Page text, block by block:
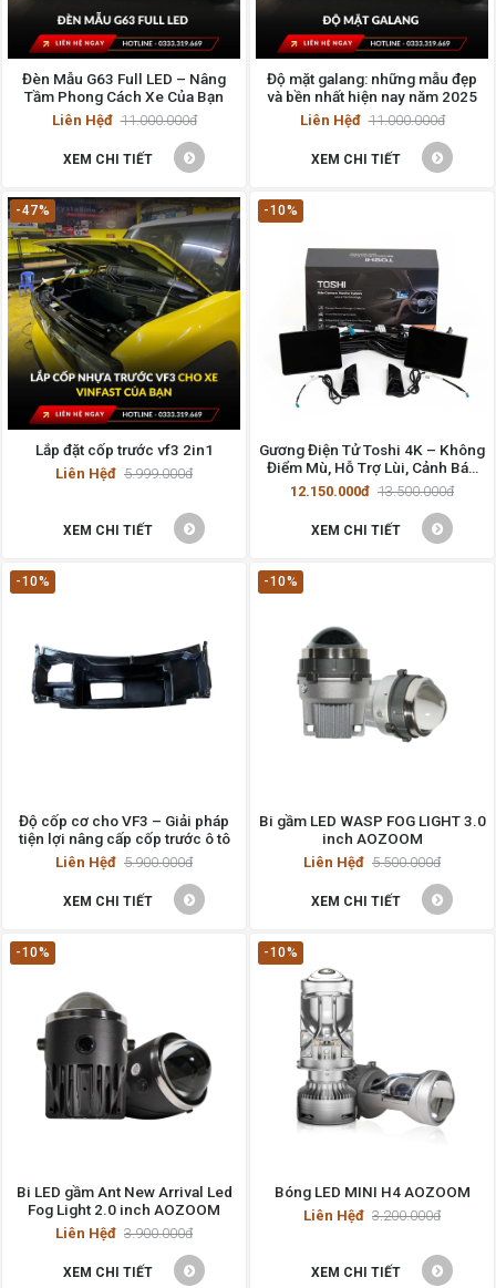
Đèn Mẫu G63 Full LED – Nâng
Tầm Phong Cách Xe Của Bạn
Liên Hệđ 11.000.000đ
XEM CHI TIẾT
Độ mặt galang: những mẫu đẹp
và bền nhất hiện nay năm 2025
Liên Hệđ 11.000.000đ
XEM CHI TIẾT
-47%
Lắp đặt cốp trước vf3 2in1
Liên Hệđ 5.999.000đ
XEM CHI TIẾT
-10%
Gương Điện Tử Toshi 4K – Không
Điểm Mù, Hỗ Trợ Lùi, Cảnh Báo
Vượt
12.150.000đ 13.500.000đ
XEM CHI TIẾT
-10%
Độ cốp cơ cho VF3 – Giải pháp
tiện lợi nâng cấp cốp trước ô tô
Liên Hệđ 5.900.000đ
XEM CHI TIẾT
-10%
Bi gầm LED WASP FOG LIGHT 3.0
inch AOZOOM
Liên Hệđ 5.500.000đ
XEM CHI TIẾT
-10%
Bi LED gầm Ant New Arrival Led
Fog Light 2.0 inch AOZOOM
Liên Hệđ 3.900.000đ
XEM CHI TIẾT
-10%
Bóng LED MINI H4 AOZOOM
Liên Hệđ 3.200.000đ
XEM CHI TIẾT